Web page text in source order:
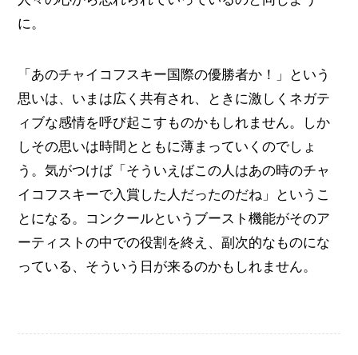
に。
「あのチャイコフスキー国際の優勝者か！」という
思いは、いまは広く共有され、ときに激しくネガテ
ィブな感情を呼び起こすものかもしれません。しか
しその思いは時間とともに薄まっていくのでしょ
う。気がつけば「そういえばこの人はあの時のチャ
イコフスキーで入賞した人だったのだね」というこ
とになる。コンクールというブースト機能がそのア
ーティストの中での役割を終え、副次的なものにな
っている、そういう日が来るのかもしれません。